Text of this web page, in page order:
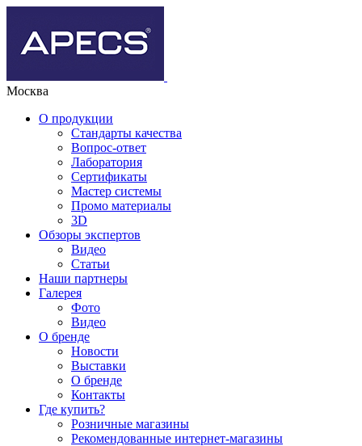
Москва
О продукции
Стандарты качества
Вопрос-ответ
Лаборатория
Сертификаты
Мастер системы
Промо материалы
3D
Обзоры экспертов
Видео
Статьи
Наши партнеры
Галерея
Фото
Видео
О бренде
Новости
Выставки
О бренде
Контакты
Где купить?
Розничные магазины
Рекомендованные интернет-магазины